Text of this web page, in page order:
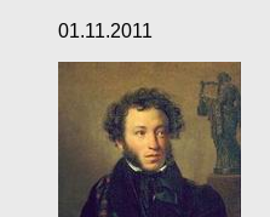
01.11.2011